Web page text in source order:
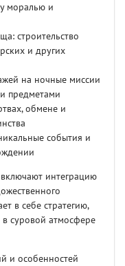
моралью и
строительство
и других
на ночные миссии
предметами
обмене и
события и
интеграцию
в себе стратегию,
суровой атмосфере
и особенностей